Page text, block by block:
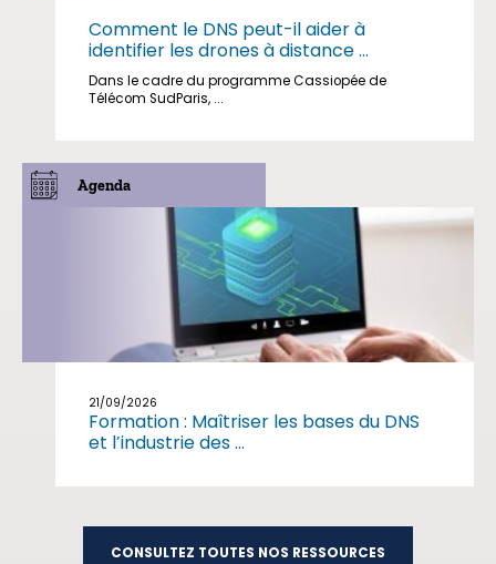
Comment le DNS peut-il aider à
identifier les drones à distance ...
Dans le cadre du programme Cassiopée de
Télécom SudParis, ...
Agenda
21/09/2026
Formation : Maîtriser les bases du DNS
et l’industrie des ...
CONSULTEZ TOUTES NOS RESSOURCES